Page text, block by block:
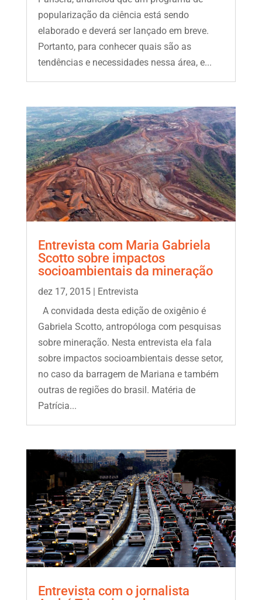
popularização da ciência está sendo
elaborado e deverá ser lançado em breve.
Portanto, para conhecer quais são as
tendências e necessidades nessa área, e...
Entrevista com Maria Gabriela
Scotto sobre impactos
socioambientais da mineração
dez 17, 2015| Entrevista
A convidada desta edição de oxigênio é
Gabriela Scotto, antropóloga com pesquisas
sobre mineração. Nesta entrevista ela fala
sobre impactos socioambientais desse setor,
no caso da barragem de Mariana e também
outras de regiões do brasil. Matéria de
Patrícia...
Entrevista com o jornalista